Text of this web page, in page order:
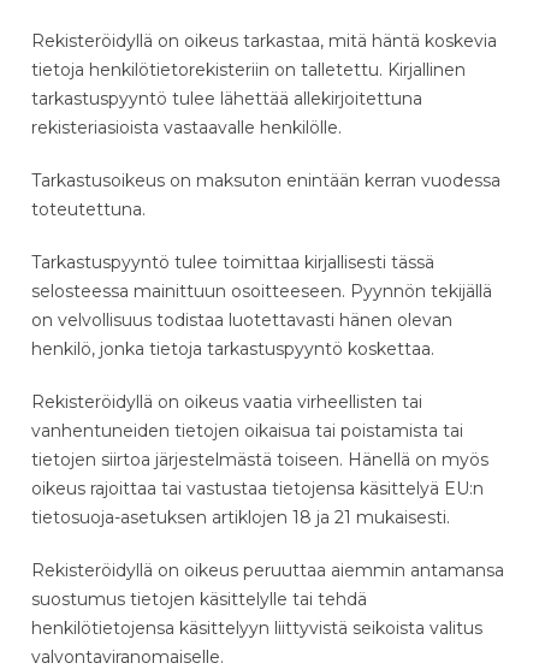
Rekisteröidyllä on oikeus tarkastaa, mitä häntä koskevia
tietoja henkilötietorekisteriin on talletettu. Kirjallinen
tarkastuspyyntö tulee lähettää allekirjoitettuna
rekisteriasioista vastaavalle henkilölle.
Tarkastusoikeus on maksuton enintään kerran vuodessa
toteutettuna.
Tarkastuspyyntö tulee toimittaa kirjallisesti tässä
selosteessa mainittuun osoitteeseen. Pyynnön tekijällä
on velvollisuus todistaa luotettavasti hänen olevan
henkilö, jonka tietoja tarkastuspyyntö koskettaa.
Rekisteröidyllä on oikeus vaatia virheellisten tai
vanhentuneiden tietojen oikaisua tai poistamista tai
tietojen siirtoa järjestelmästä toiseen. Hänellä on myös
oikeus rajoittaa tai vastustaa tietojensa käsittelyä EU:n
tietosuoja-asetuksen artiklojen 18 ja 21 mukaisesti.
Rekisteröidyllä on oikeus peruuttaa aiemmin antamansa
suostumus tietojen käsittelylle tai tehdä
henkilötietojensa käsittelyyn liittyvistä seikoista valitus
valvontaviranomaiselle.